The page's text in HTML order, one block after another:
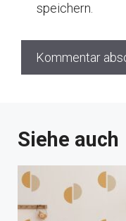
speichern.
Siehe auch